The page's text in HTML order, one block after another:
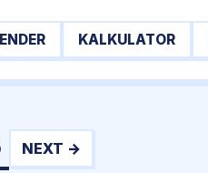
KALKULATOR
NEXT →